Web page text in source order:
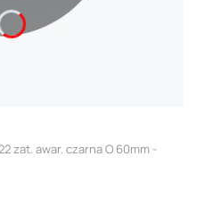
zat. awar. czarna O 60mm -